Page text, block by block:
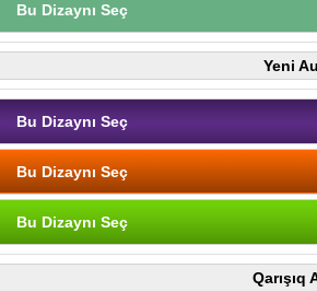
Bu Dizaynı Seç
Yeni
Bu Dizaynı Seç
Bu Dizaynı Seç
Bu Dizaynı Seç
Qarışıq